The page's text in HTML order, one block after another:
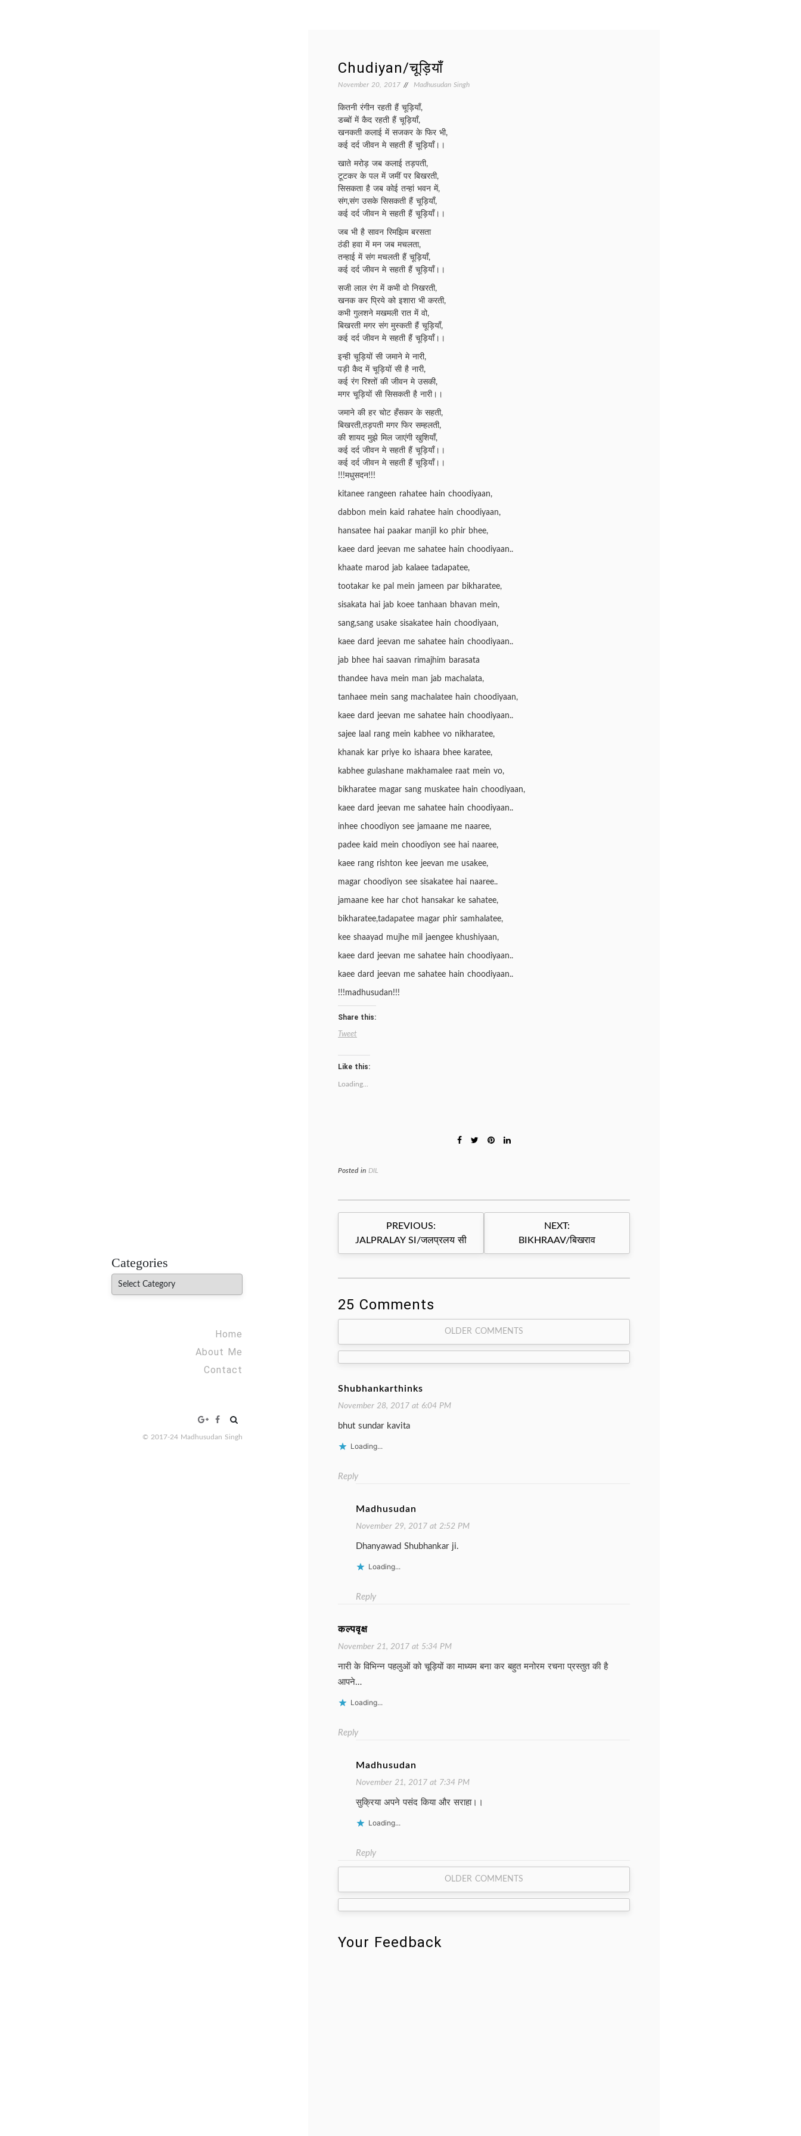
Categories
Categories
Home
About Me
Contact
Search
© 2017-24 Madhusudan Singh
Chudiyan/चूड़ियाँ
November 20, 2017 Madhusudan Singh
कितनी रंगीन रहती हैं चूड़ियाँ,
डब्बों में कैद रहती हैं चूड़ियाँ,
खनकती कलाई में सजकर के फिर भी,
कई दर्द जीवन मे सहती हैं चूड़ियाँ।।
खाते मरोड़ जब कलाई तड़पती,
टूटकर के पल में जमीं पर बिखरती,
सिसकता है जब कोई तन्हां भवन में,
संग,संग उसके सिसकती हैं चूड़ियाँ,
कई दर्द जीवन मे सहती हैं चूड़ियाँ।।
जब भी है सावन रिमझिम बरसता
ठंडी हवा में मन जब मचलता,
तन्हाई में संग मचलती हैं चूड़ियाँ,
कई दर्द जीवन मे सहती हैं चूड़ियाँ।।
सजी लाल रंग में कभी वो निखरती,
खनक कर प्रिये को इशारा भी करती,
कभी गुलशने मखमली रात में वो,
बिखरती मगर संग मुस्कती हैं चूड़ियाँ,
कई दर्द जीवन मे सहती हैं चूड़ियाँ।।
इन्ही चूड़ियों सी जमाने मे नारी,
पड़ी कैद में चूड़ियों सी है नारी,
कई रंग रिश्तों की जीवन मे उसकी,
मगर चूड़ियों सी सिसकती है नारी।।
जमाने की हर चोट हँसकर के सहती,
बिखरती,तड़पती मगर फिर सम्हलती,
की शायद मुझे मिल जाएंगी खुशियाँ,
कई दर्द जीवन मे सहती हैं चूड़ियाँ।।
कई दर्द जीवन मे सहती हैं चूड़ियाँ।।
!!!मधुसदन!!!
kitanee rangeen rahatee hain choodiyaan,
dabbon mein kaid rahatee hain choodiyaan,
hansatee hai paakar manjil ko phir bhee,
kaee dard jeevan me sahatee hain choodiyaan..
khaate marod jab kalaee tadapatee,
tootakar ke pal mein jameen par bikharatee,
sisakata hai jab koee tanhaan bhavan mein,
sang,sang usake sisakatee hain choodiyaan,
kaee dard jeevan me sahatee hain choodiyaan..
jab bhee hai saavan rimajhim barasata
thandee hava mein man jab machalata,
tanhaee mein sang machalatee hain choodiyaan,
kaee dard jeevan me sahatee hain choodiyaan..
sajee laal rang mein kabhee vo nikharatee,
khanak kar priye ko ishaara bhee karatee,
kabhee gulashane makhamalee raat mein vo,
bikharatee magar sang muskatee hain choodiyaan,
kaee dard jeevan me sahatee hain choodiyaan..
inhee choodiyon see jamaane me naaree,
padee kaid mein choodiyon see hai naaree,
kaee rang rishton kee jeevan me usakee,
magar choodiyon see sisakatee hai naaree..
jamaane kee har chot hansakar ke sahatee,
bikharatee,tadapatee magar phir samhalatee,
kee shaayad mujhe mil jaengee khushiyaan,
kaee dard jeevan me sahatee hain choodiyaan..
kaee dard jeevan me sahatee hain choodiyaan..
!!!madhusudan!!!
Share this:
Tweet
Like this:
Loading...
Posted in DIL
Post
navigation
PREVIOUS:
JALPRALAY SI/जलप्रलय सी
NEXT:
BIKHRAAV/बिखराव
25 Comments
navigation
OLDER COMMENTS
Shubhankarthinks
November 28, 2017 at 6:04 PM
bhut sundar kavita
Loading...
Reply
Madhusudan
November 29, 2017 at 2:52 PM
Dhanyawad Shubhankar ji.
Loading...
Reply
कल्पवृक्ष
November 21, 2017 at 5:34 PM
नारी के विभिन्न पहलुओं को चूड़ियों का माध्यम बना कर बहुत मनोरम रचना प्रस्तुत की है
आपने…
Loading...
Reply
Madhusudan
November 21, 2017 at 7:34 PM
सुक्रिया अपने पसंद किया और सराहा।।
Loading...
Reply
navigation
OLDER COMMENTS
Your Feedback